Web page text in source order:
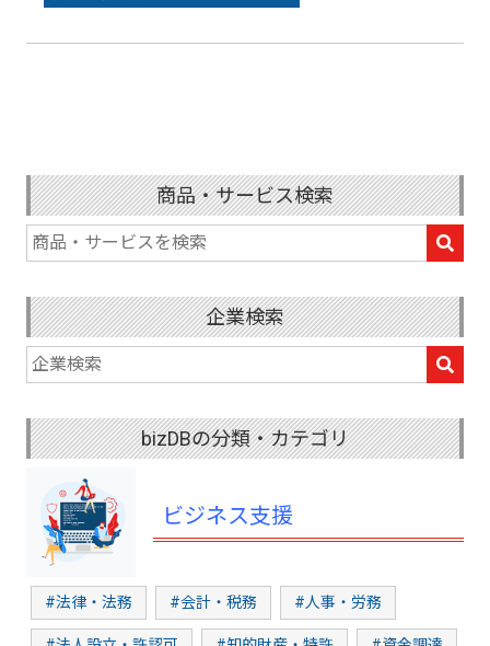
商品・サービス検索
企業検索
bizDBの分類・カテゴリ
ビジネス支援
#法律・法務 #会計・税務 #人事・労務